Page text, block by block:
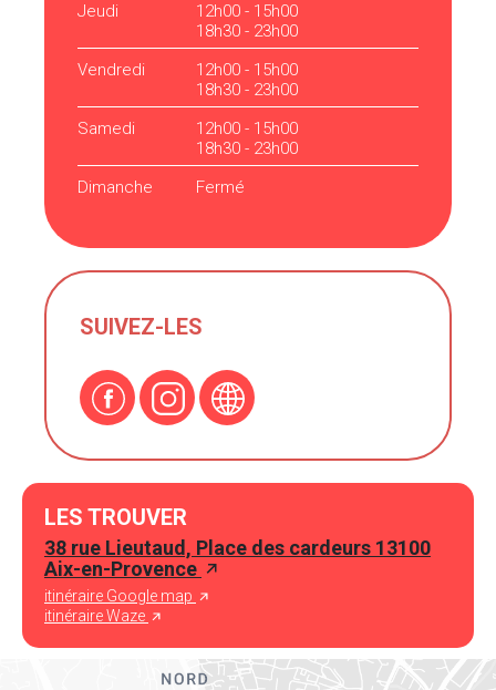
Jeudi
12h00 - 15h00
18h30 - 23h00
Vendredi
12h00 - 15h00
18h30 - 23h00
Samedi
12h00 - 15h00
18h30 - 23h00
Dimanche
Fermé
SUIVEZ-LES
LES TROUVER
38 rue Lieutaud, Place des cardeurs 13100
Aix-en-Provence
itinéraire Google map
itinéraire Waze